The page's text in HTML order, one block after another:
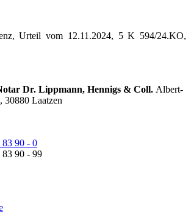
Urteil vom 12.11.2024, 5 K 594/24.KO,
Dr. Lippmann, Hennigs & Coll. Albert-
30880 Laatzen
83 90 - 0
83 90 - 99